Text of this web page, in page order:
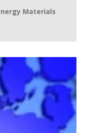
Materials